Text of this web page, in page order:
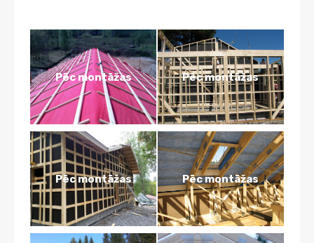
Pēc montāžas
Pēc montāžas
Pēc montāžas
Pēc montāžas